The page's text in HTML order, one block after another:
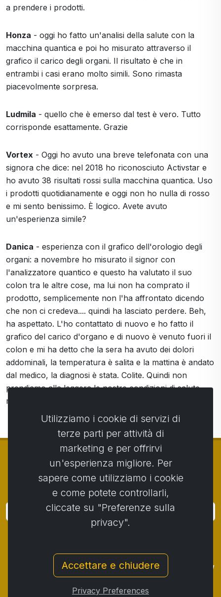
a prendere i prodotti.
Honza - oggi ho fatto un'analisi della salute con la
macchina quantica e poi ho misurato attraverso il
grafico il carico degli organi. Il risultato è che in
entrambi i casi erano molto simili. Sono rimasta
piacevolmente sorpresa.
Ludmila - quello che è emerso dal test è vero. Tutto
corrisponde esattamente. Grazie
Vortex - Oggi ho avuto una breve telefonata con una
signora che dice: nel 2018 ho riconosciuto Activstar e
ho avuto 38 risultati rossi sulla macchina quantica. Uso
i prodotti quotidianamente e oggi non ho nulla di rosso
e mi sento benissimo. È logico. Avete avuto
un'esperienza simile?
Danica - esperienza con il grafico dell'orologio degli
organi: a novembre ho misurato il signor con
l'analizzatore quantico e questo ha valutato il suo
colon tra le altre cose, ma lui non ha comprato il
prodotto, semplicemente non l'ha affrontato dicendo
che non ci credeva.... quindi ha lasciato perdere. Beh,
ha aspettato. L'ho contattato di nuovo e ho fatto il
grafico del carico d'organo e di nuovo è venuto fuori il
colon e mi ha detto che la sera ha avuto dei dolori
addominali, la temperatura è salita e la mattina è andato
dal medico, la diagnosi è stata. Colite. Quindi non
prendiamo alla leggera le nostre condizioni di salute,
ma facciamo un po' di prevenzione.
© Copyright 2014 - 2026 Activstar
Contatto / Termini e condizioni
Protezione dei dati personali
/ Procedura di reclamo
/
Protocollo di reclamo / Recesso dal contratto
Cookies
Utilizziamo i cookie di servizi di
terze parti per attività di
marketing e per offrirvi
un'esperienza migliore. Per
sapere come utilizziamo i cookie
e come potete controllarli,
cliccate su "Preferenze sulla
privacy".
Accettare e chiudere
Privacy Preferences